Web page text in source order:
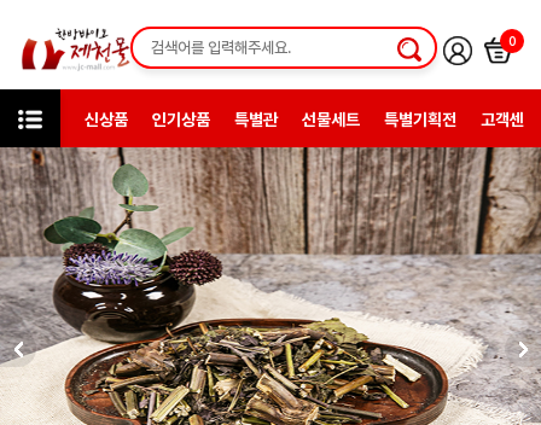
0
신상품 인기상품 특별관 선물세트 특별기획전 고객센터
카테고리 한방약초